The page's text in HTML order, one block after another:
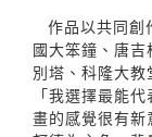
作品以共同創
國大笨鐘、唐
別塔、科隆大教
「我選擇最能
畫的感覺很有新